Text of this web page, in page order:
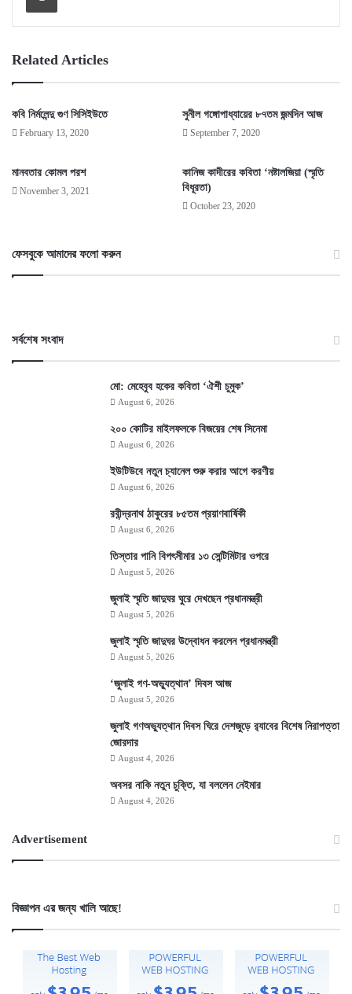
Related Articles
কবি নির্মলেন্দু গুণ সিসিইউতে
February 13, 2020
সুনীল গঙ্গোপাধ্যায়ের ৮৭তম জন্মদিন আজ
September 7, 2020
মানবতার কোমল পরশ
November 3, 2021
কানিজ কাদীরের কবিতা ‘নষ্টালজিয়া (স্মৃতি
বিধূরতা)
October 23, 2020
ফেসবুকে আমাদের ফলো করুন
সর্বশেষ সংবাদ
মো: মেহেবুব হকের কবিতা ‘ঐশী চুমুক’
August 6, 2026
২০০ কোটির মাইলফলকে বিজয়ের শেষ সিনেমা
August 6, 2026
ইউটিউবে নতুন চ্যানেল শুরু করার আগে করণীয়
August 6, 2026
রবীন্দ্রনাথ ঠাকুরের ৮৫তম প্রয়াণবার্ষিকী
August 6, 2026
তিস্তার পানি বিপৎসীমার ১৩ সেন্টিমিটার ওপরে
August 5, 2026
জুলাই স্মৃতি জাদুঘর ঘুরে দেখছেন প্রধানমন্ত্রী
August 5, 2026
জুলাই স্মৃতি জাদুঘর উদ্বোধন করলেন প্রধানমন্ত্রী
August 5, 2026
‘জুলাই গণ-অভ্যুত্থান’ দিবস আজ
August 5, 2026
জুলাই গণঅভ্যুত্থান দিবস ঘিরে দেশজুড়ে র‌্যাবের বিশেষ নিরাপত্তা
জোরদার
August 4, 2026
অবসর নাকি নতুন চুক্তি, যা বললেন নেইমার
August 4, 2026
Advertisement
বিজ্ঞাপন এর জন্য খালি আছে!